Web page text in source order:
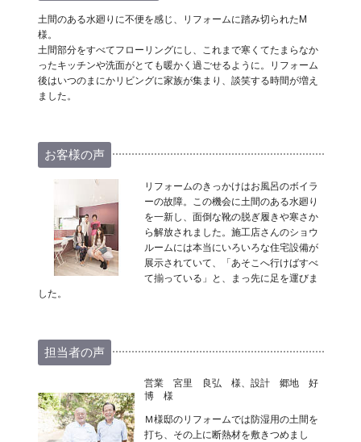
土間のある水廻りに不便を感じ、リフォームに踏み切られたM
様。
土間部分をすべてフローリングにし、これまで寒くてたまらなか
ったキッチンや洗面がとても暖かく過ごせるように。リフォーム
後はいつのまにかリビングに家族が集まり、談笑する時間が増え
ました。
お客様の声
リフォームのきっかけはお風呂のボイラ
ーの故障。この機会に土間のある水廻り
を一新し、面倒な靴の脱ぎ履きや寒さか
ら解放されました。施工店さんのショウ
ルームには本当にいろいろな住宅設備が
展示されていて、「あそこへ行けばすべ
て揃っている」と、まっ先に足を運びま
した。
担当者の声
営業 宮里 良弘 様、設計 郷地 好
博 様
Ｍ様邸のリフォームでは防湿用の土間を
打ち、その上に断熱材を敷きつめまし